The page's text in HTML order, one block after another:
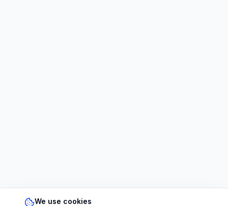
We use cookies